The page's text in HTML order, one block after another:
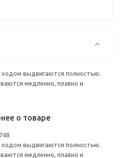
выдвигаются полностью.
медленно, плавно и
о товаре
выдвигаются полностью.
медленно, плавно и